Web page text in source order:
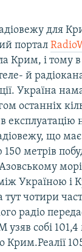
для
портал
Крим, і тому
й
Україна
останніх
експлуатацію
що
метрів
Україною і
тут чотири
радіо
узяв собі
Крим.Реалії